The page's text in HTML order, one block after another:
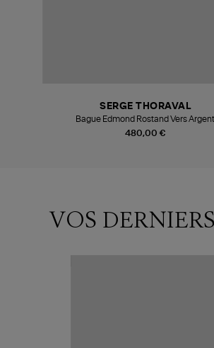
480,00 €
SERGE THORAVAL
Bague Edmond Rostand Vers Argent
VOS